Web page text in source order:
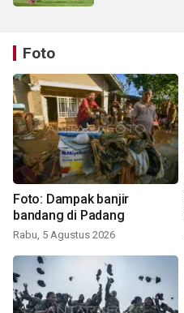
Foto
Foto: Dampak banjir
bandang di Padang
Rabu, 5 Agustus 2026